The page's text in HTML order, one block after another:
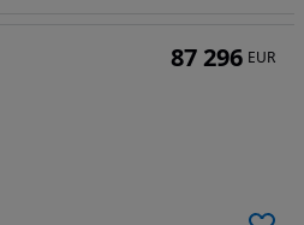
87 296 EUR